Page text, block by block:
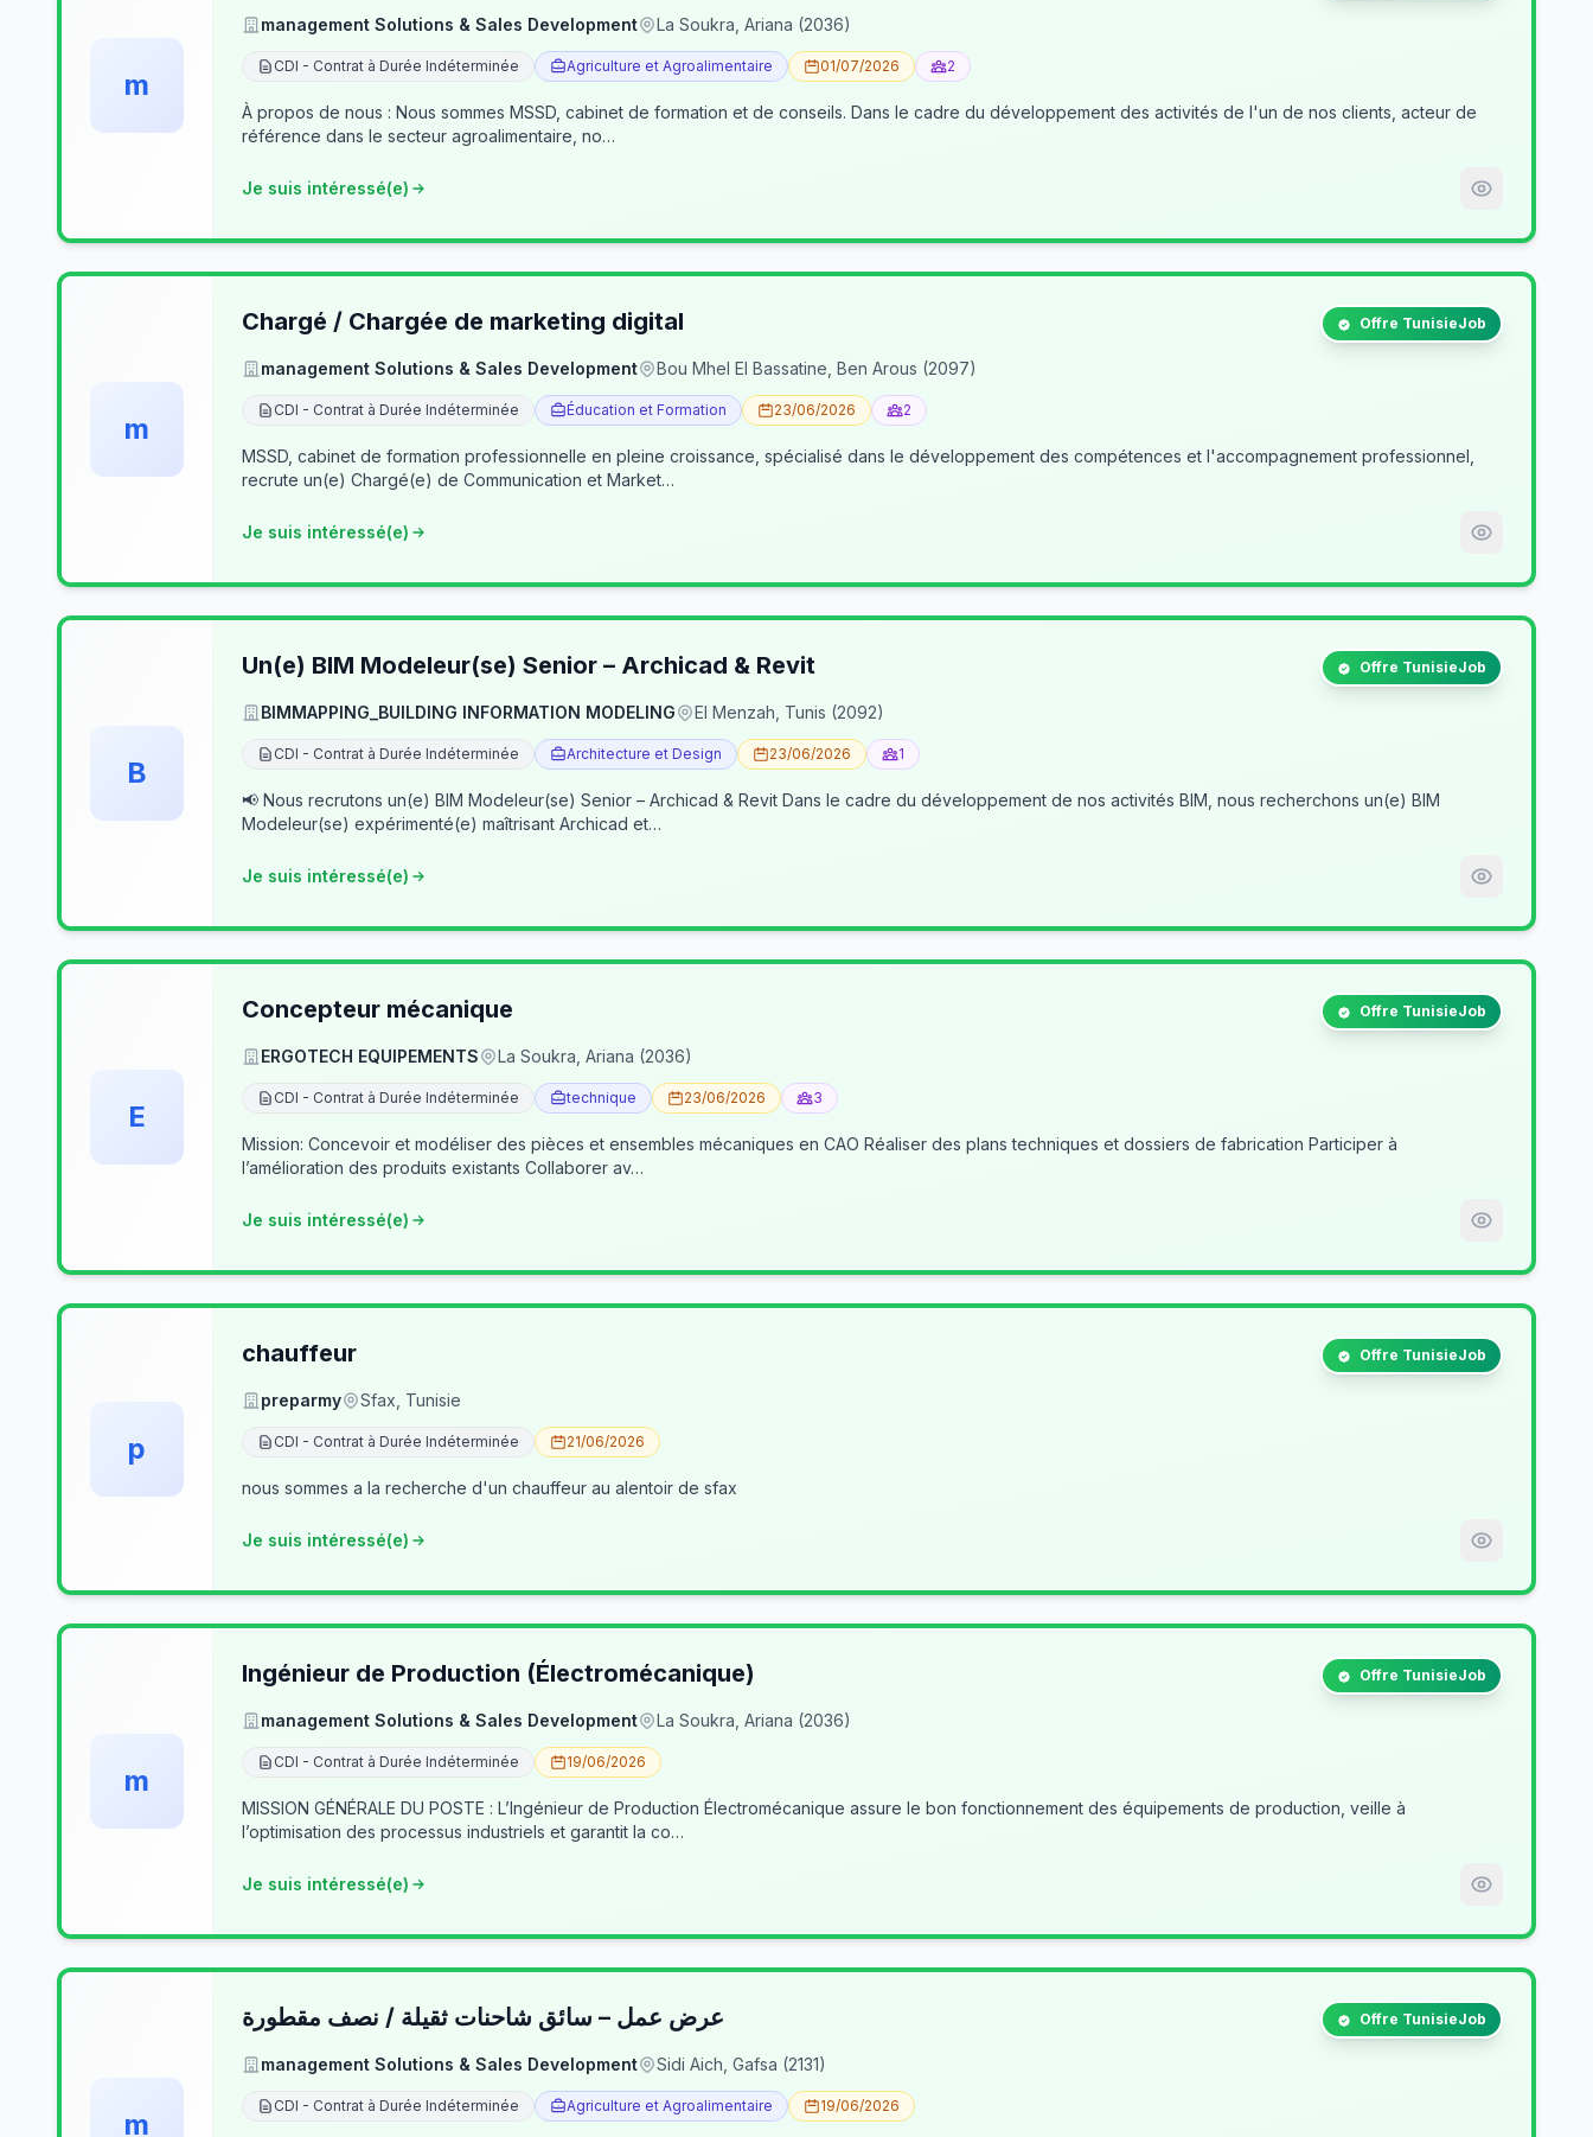
m
management Solutions & Sales Development La Soukra, Ariana (2036)
CDI - Contrat à Durée Indéterminée Agriculture et Agroalimentaire 01/07/2026 2
À propos de nous : Nous sommes MSSD, cabinet de formation et de conseils. Dans le cadre du développement des activités de l'un de nos clients, acteur de
référence dans le secteur agroalimentaire, no…
Je suis intéressé(e)
m
Chargé / Chargée de marketing digital Offre TunisieJob
management Solutions & Sales Development Bou Mhel El Bassatine, Ben Arous (2097)
CDI - Contrat à Durée Indéterminée Éducation et Formation 23/06/2026 2
MSSD, cabinet de formation professionnelle en pleine croissance, spécialisé dans le développement des compétences et l'accompagnement professionnel,
recrute un(e) Chargé(e) de Communication et Market…
Je suis intéressé(e)
B
Un(e) BIM Modeleur(se) Senior – Archicad & Revit Offre TunisieJob
BIMMAPPING_BUILDING INFORMATION MODELING El Menzah, Tunis (2092)
CDI - Contrat à Durée Indéterminée Architecture et Design 23/06/2026 1
📢 Nous recrutons un(e) BIM Modeleur(se) Senior – Archicad & Revit Dans le cadre du développement de nos activités BIM, nous recherchons un(e) BIM
Modeleur(se) expérimenté(e) maîtrisant Archicad et…
Je suis intéressé(e)
E
Concepteur mécanique Offre TunisieJob
ERGOTECH EQUIPEMENTS La Soukra, Ariana (2036)
CDI - Contrat à Durée Indéterminée technique 23/06/2026 3
Mission: Concevoir et modéliser des pièces et ensembles mécaniques en CAO Réaliser des plans techniques et dossiers de fabrication Participer à
l’amélioration des produits existants Collaborer av…
Je suis intéressé(e)
p
chauffeur Offre TunisieJob
preparmy Sfax, Tunisie
CDI - Contrat à Durée Indéterminée 21/06/2026
nous sommes a la recherche d'un chauffeur au alentoir de sfax
Je suis intéressé(e)
m
Ingénieur de Production (Électromécanique) Offre TunisieJob
management Solutions & Sales Development La Soukra, Ariana (2036)
CDI - Contrat à Durée Indéterminée 19/06/2026
MISSION GÉNÉRALE DU POSTE : L’Ingénieur de Production Électromécanique assure le bon fonctionnement des équipements de production, veille à
l’optimisation des processus industriels et garantit la co…
Je suis intéressé(e)
m
عرض عمل – سائق شاحنات ثقيلة / نصف مقطورة Offre TunisieJob
management Solutions & Sales Development Sidi Aich, Gafsa (2131)
CDI - Contrat à Durée Indéterminée Agriculture et Agroalimentaire 19/06/2026